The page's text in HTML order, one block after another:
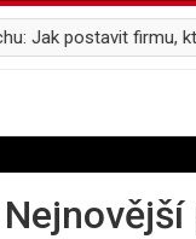
postavit firmu, která